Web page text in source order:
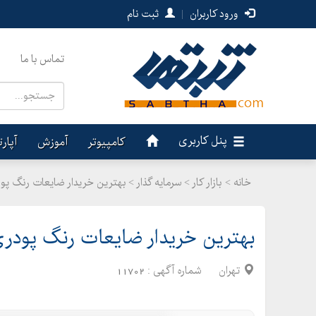
ورود کاربران | ثبت نام
تماس با ما
پنل کاربری کامپیوتر آموزش
خانه > بازار کار > سرمایه گذار > بهترین خریدار ضایعات رنگ
بهترین خریدار ضایعات رنگ
تهران شماره آگهی : 11702